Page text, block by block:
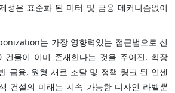
성은 표준화 된 미터 및 금융 메커니즘없이
는 가장 영향력있는 접근법으로 신
건물이 이미 존재한다는 것을 주어진. 확장
금융, 원형 재료 조달 및 정책 링크 된 인센
건설의 미래는 지속 가능한 디자인 라벨뿐